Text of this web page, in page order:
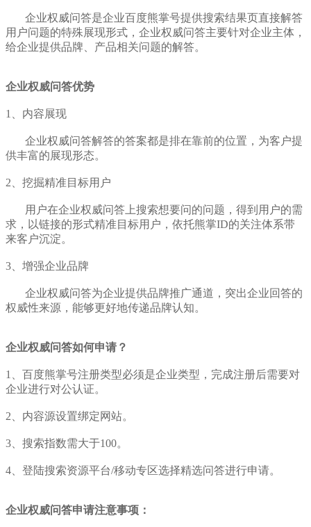
企业权威问答是企业百度熊掌号提供搜索结果页直接解答
用户问题的特殊展现形式，企业权威问答主要针对企业主体，
给企业提供品牌、产品相关问题的解答。
企业权威问答优势
1、内容展现
企业权威问答解答的答案都是排在靠前的位置，为客户提
供丰富的展现形态。
2、挖掘精准目标用户
用户在企业权威问答上搜索想要问的问题，得到用户的需
求，以链接的形式精准目标用户，依托熊掌ID的关注体系带
来客户沉淀。
3、增强企业品牌
企业权威问答为企业提供品牌推广通道，突出企业回答的
权威性来源，能够更好地传递品牌认知。
企业权威问答如何申请？
1、百度熊掌号注册类型必须是企业类型，完成注册后需要对
企业进行对公认证。
2、内容源设置绑定网站。
3、搜索指数需大于100。
4、登陆搜索资源平台/移动专区选择精选问答进行申请。
企业权威问答申请注意事项：